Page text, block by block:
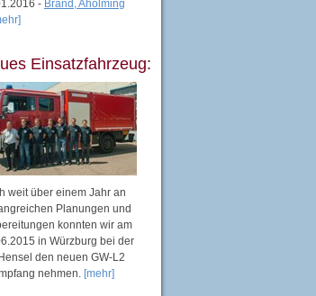
- Brand, Aholming
Einsatzfahrzeug:
weit über einem Jahr an
Planungen und
konnten wir am
in Würzburg bei der
den neuen GW-L2
nehmen. [mehr]